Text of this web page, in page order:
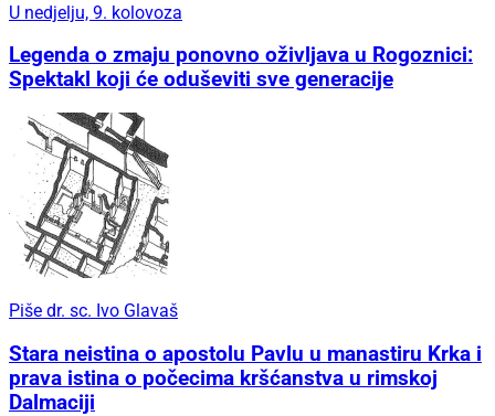
U nedjelju, 9. kolovoza
Legenda o zmaju ponovno oživljava u Rogoznici:
Spektakl koji će oduševiti sve generacije
Piše dr. sc. Ivo Glavaš
Stara neistina o apostolu Pavlu u manastiru Krka i
prava istina o počecima kršćanstva u rimskoj
Dalmaciji